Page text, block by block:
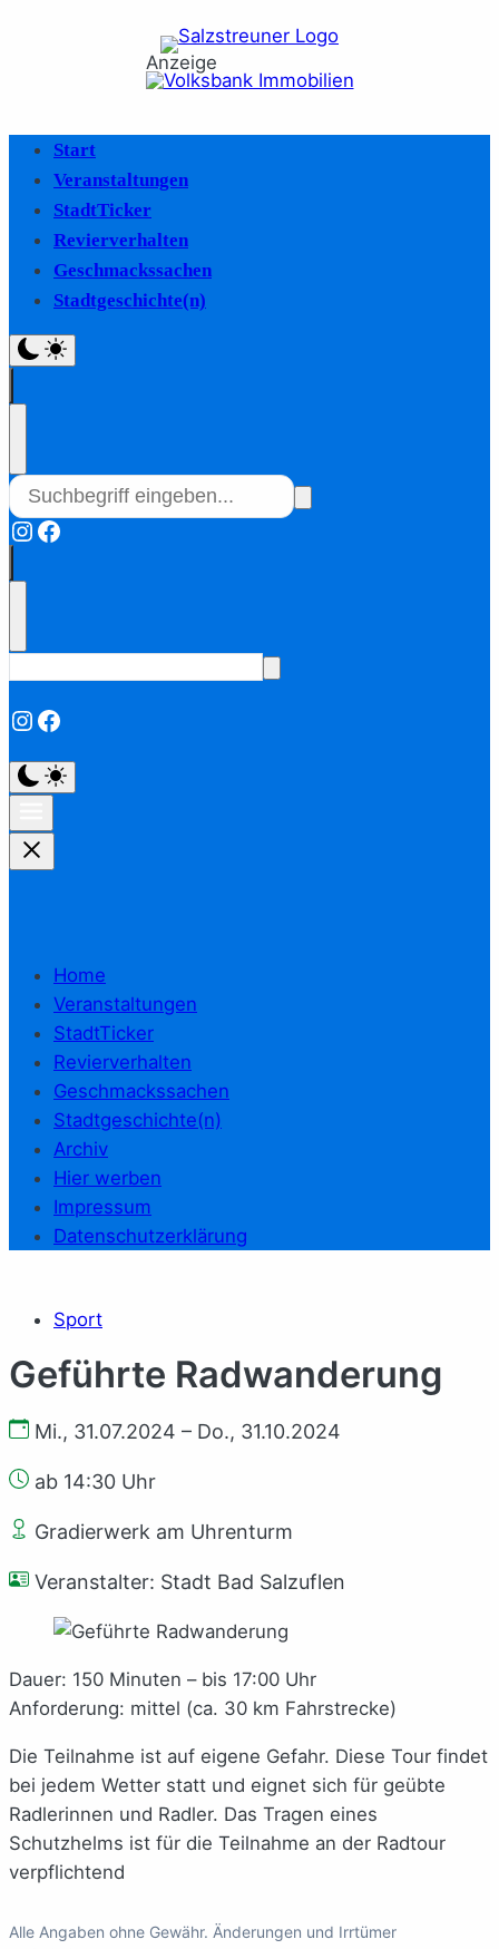
Anzeige
Start
Veranstaltungen
StadtTicker
Revierverhalten
Geschmackssachen
Stadtgeschichte(n)
Instagram
Facebook
Instagram
Facebook
Home
Veranstaltungen
StadtTicker
Revierverhalten
Geschmackssachen
Stadtgeschichte(n)
Archiv
Hier werben
Impressum
Datenschutzerklärung
Sport
Geführte Radwanderung
Mi., 31.07.2024 – Do., 31.10.2024
ab 14:30 Uhr
Gradierwerk am Uhrenturm
Veranstalter: Stadt Bad Salzuflen
Dauer: 150 Minuten – bis 17:00 Uhr
Anforderung: mittel (ca. 30 km Fahrstrecke)
Die Teilnahme ist auf eigene Gefahr. Diese Tour findet
bei jedem Wetter statt und eignet sich für geübte
Radlerinnen und Radler. Das Tragen eines
Schutzhelms ist für die Teilnahme an der Radtour
verpflichtend
Alle Angaben ohne Gewähr. Änderungen und Irrtümer